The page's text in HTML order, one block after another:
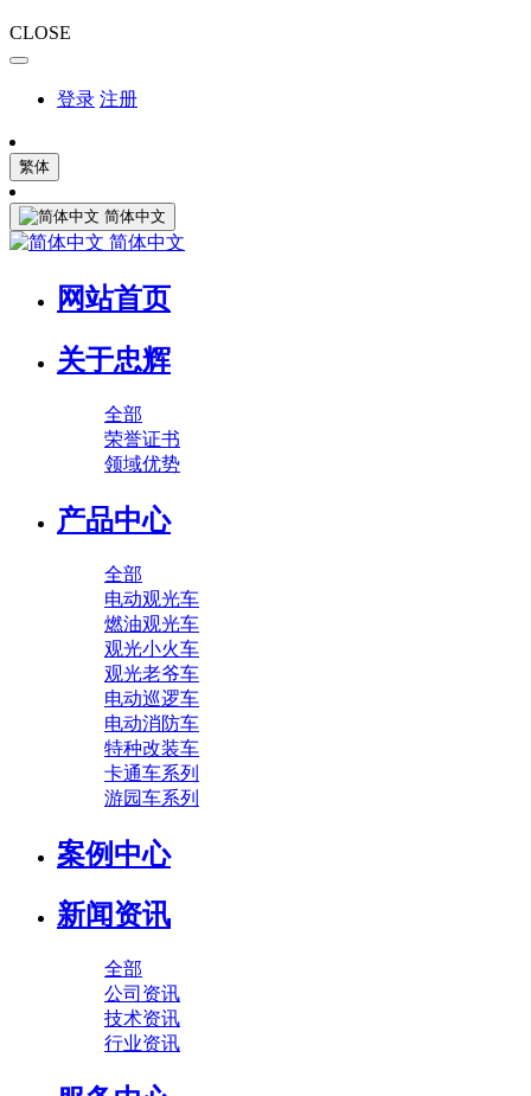
CLOSE
登录 注册
繁体
简体中文
简体中文
网站首页
关于忠辉
全部
荣誉证书
领域优势
产品中心
全部
电动观光车
燃油观光车
观光小火车
观光老爷车
电动巡逻车
电动消防车
特种改装车
卡通车系列
游园车系列
案例中心
新闻资讯
全部
公司资讯
技术资讯
行业资讯